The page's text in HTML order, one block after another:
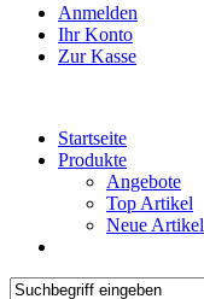
Anmelden
Ihr Konto
Zur Kasse
Startseite
Produkte
Angebote
Top Artikel
Neue Artikel